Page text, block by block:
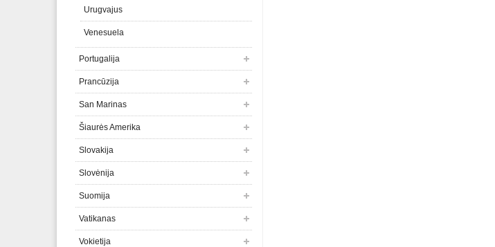
Urugvajus
Venesuela
Portugalija
Prancūzija
San Marinas
Šiaurės Amerika
Slovakija
Slovėnija
Suomija
Vatikanas
Vokietija